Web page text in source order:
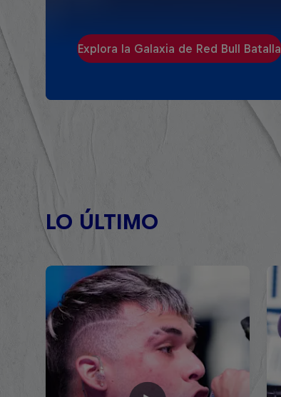
Explora la Galaxia de Red Bull Batalla
LO ÚLTIMO